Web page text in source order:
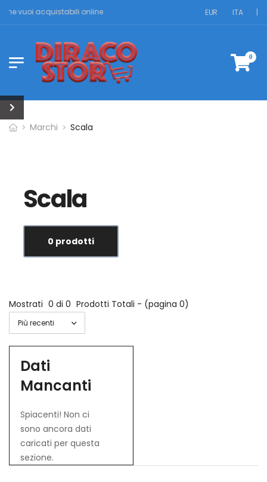
vuoi acquistabili online EUR ITA |
0
Marchi Scala
Scala
0 prodotti
Mostrati 0 di 0 Prodotti Totali - (pagina 0)
Dati
Mancanti
Spiacenti! Non ci
sono ancora dati
caricati per questa
sezione.